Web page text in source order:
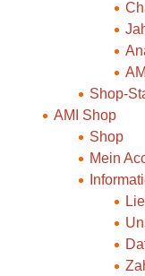
Shop-
AMI Shop
Shop
Mein